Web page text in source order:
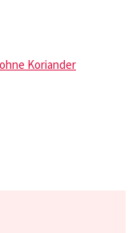
Koriander